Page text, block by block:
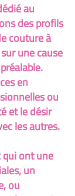
au
des profils
couture à
une cause
en
ou
et le désir
les autres.
qui ont une
un
ou